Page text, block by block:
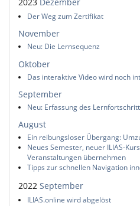
Der Weg zum Zertifikat
November
Neu: Die Lernsequenz
Oktober
Das interaktive Video wird noch
September
Neu: Erfassung des
August
Ein reibungsloser Übergang:
Neues Semester, neuer ILIAS-
Veranstaltungen übernehmen
Tipps zur schnellen Navigation
2022 September
ILIAS.online wird abgelöst